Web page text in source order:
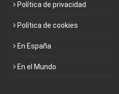
Política de privacidad
Política de cookies
En España
En el Mundo